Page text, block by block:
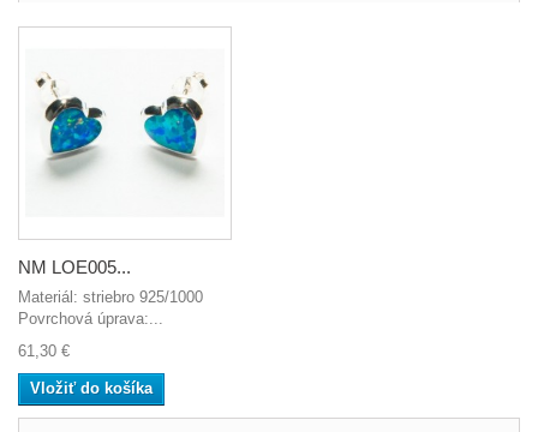
NM LOE005...
Materiál: striebro 925/1000
Povrchová úprava:...
61,30 €
Vložiť do košíka